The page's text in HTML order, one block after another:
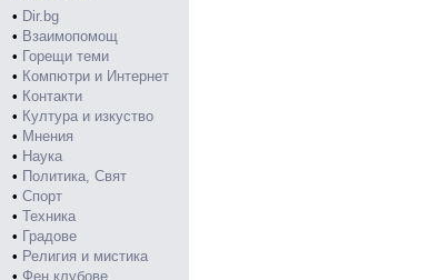
• Dir.bg
• Взаимопомощ
• Горещи теми
• Компютри и Интернет
• Контакти
• Култура и изкуство
• Мнения
• Наука
• Политика, Свят
• Спорт
• Техника
• Градове
• Религия и мистика
• Фен клубове